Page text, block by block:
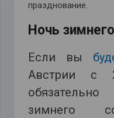
празднование.
Ночь
Если вы
Австрии с
зимнего